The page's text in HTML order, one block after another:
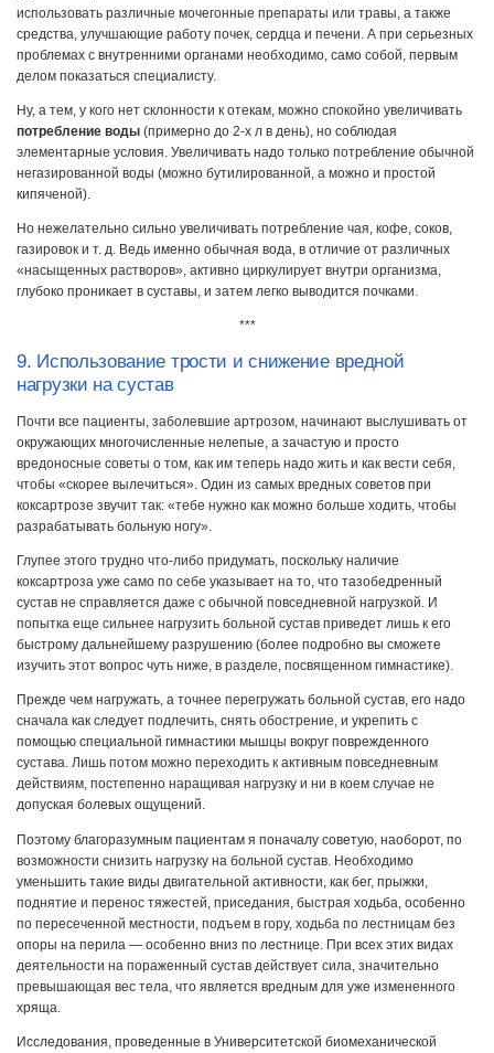
использовать различные мочегонные препараты или травы, а также
средства, улучшающие работу почек, сердца и печени. А при серьезных
проблемах с внутренними органами необходимо, само собой, первым
делом показаться специалисту.
Ну, а тем, у кого нет склонности к отекам, можно спокойно увеличивать
потребление воды (примерно до 2-х л в день), но соблюдая
элементарные условия. Увеличивать надо только потребление обычной
негазированной воды (можно бутилированной, а можно и простой
кипяченой).
Но нежелательно сильно увеличивать потребление чая, кофе, соков,
газировок и т. д. Ведь именно обычная вода, в отличие от различных
«насыщенных растворов», активно циркулирует внутри организма,
глубоко проникает в суставы, и затем легко выводится почками.
***
9. Использование трости и снижение вредной
нагрузки на сустав
Почти все пациенты, заболевшие артрозом, начинают выслушивать от
окружающих многочисленные нелепые, а зачастую и просто
вредоносные советы о том, как им теперь надо жить и как вести себя,
чтобы «скорее вылечиться». Один из самых вредных советов при
коксартрозе звучит так: «тебе нужно как можно больше ходить, чтобы
разрабатывать больную ногу».
Глупее этого трудно что-либо придумать, поскольку наличие
коксартроза уже само по себе указывает на то, что тазобедренный
сустав не справляется даже с обычной повседневной нагрузкой. И
попытка еще сильнее нагрузить больной сустав приведет лишь к его
быстрому дальнейшему разрушению (более подробно вы сможете
изучить этот вопрос чуть ниже, в разделе, посвященном гимнастике).
Прежде чем нагружать, а точнее перегружать больной сустав, его надо
сначала как следует подлечить, снять обострение, и укрепить с
помощью специальной гимнастики мышцы вокруг поврежденного
сустава. Лишь потом можно переходить к активным повседневным
действиям, постепенно наращивая нагрузку и ни в коем случае не
допуская болевых ощущений.
Поэтому благоразумным пациентам я поначалу советую, наоборот, по
возможности снизить нагрузку на больной сустав. Необ­ходимо
уменьшить такие виды двигательной активности, как бег, прыжки,
поднятие и перенос тяжестей, приседания, быст­рая ходьба, особенно
по пересеченной местности, подъем в гору, ходьба по лестницам без
опоры на перила — особенно вниз по лестнице. При всех этих видах
деятельности на пораженный сустав действует сила, значительно
превы­шающая вес тела, что является вредным для уже измененного
хряща.
Исследования, проведенные в Университетской биомеханической